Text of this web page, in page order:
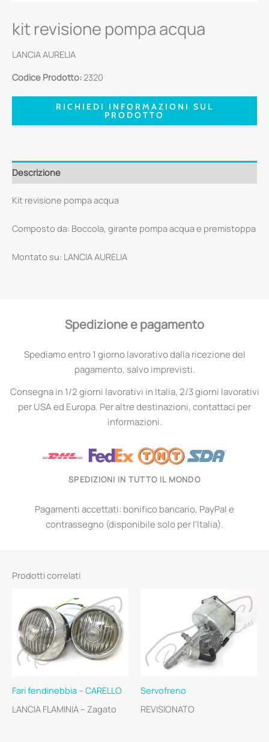
kit revisione pompa acqua
LANCIA AURELIA
Codice Prodotto:2320
RICHIEDI INFORMAZIONI SUL
PRODOTTO
Descrizione
Kit revisione pompa acqua
Composto da: Boccola, girante pompa acqua e premistoppa
Montato su: LANCIA AURELIA
Spedizione e pagamento
Spediamo entro 1 giorno lavorativo dalla ricezione del
pagamento, salvo imprevisti.
Consegna in 1/2 giorni lavorativi in Italia, 2/3 giorni lavorativi
per USA ed Europa. Per altre destinazioni, contattaci per
informazioni.
SPEDIZIONI IN TUTTO IL MONDO
Pagamenti accettati: bonifico bancario, PayPal e
contrassegno (disponibile solo per l'Italia).
Prodotti correlati
Fari fendinebbia – CARELLO
LANCIA FLAMINIA – Zagato
Servofreno
REVISIONATO